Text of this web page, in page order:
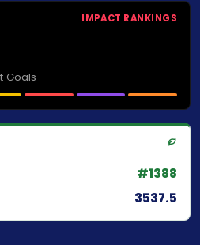
IMPACT RANKINGS
Goals
#1388
3537.5